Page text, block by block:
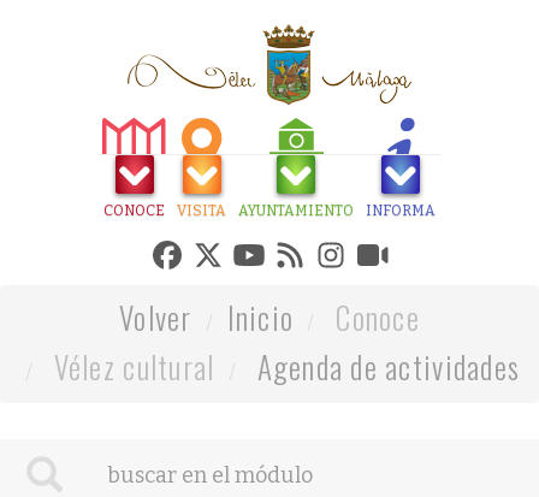
CONOCE VISITA AYUNTAMIENTO INFORMA
Volver Inicio
Conoce
Vélez cultural
Agenda de actividades